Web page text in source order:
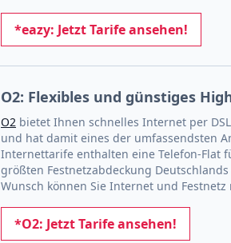
*eazy: Jetzt Tarife ansehen!
O2: Flexibles und günstiges
O2 bietet Ihnen schnelles Internet per
und hat damit eines der umfassendsten
Internettarife enthalten eine Telefon-Flat
größten Festnetzabdeckung
Wunsch können Sie Internet und Festnetz
*O2: Jetzt Tarife ansehen!